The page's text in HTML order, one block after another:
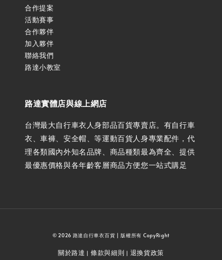
合作提案
活動賽事
合作夥伴
加入夥伴
聯絡我們
路達小教室
路達實體店與線上網店
台灣最大自行車衣人身部品百貨專賣店。有自行車
衣、車褲、安全帽、等運動百貨人身專業配件，代
理各類國內外知名品牌、商品種類最為齊全、提供
最優惠價格與各年齡客層商品方便您一站式購足
© 2026 路達自行車衣百貨 | 版權所有 CopyRight
關於路達 | 條款與細則 | 退換貨政策